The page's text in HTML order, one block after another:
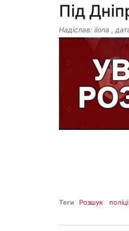
Під
Надіслав: ilona ,
Теги Розшук